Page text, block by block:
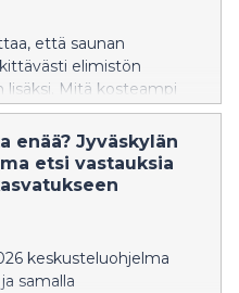
että saunan
elimistön
Mitä kosteampi
syke ja kehon lämpötila
enää? Jyväskylän
etsi vastauksia
keskusteluohjelma
samalla